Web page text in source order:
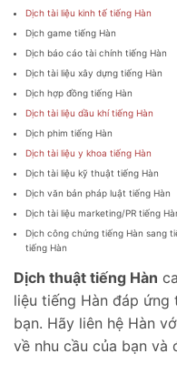
Dịch tài liệu kinh tế tiếng Hàn
Dịch game tiếng Hàn
Dịch báo cáo tài chính tiếng Hàn
Dịch tài liệu xây dựng tiếng Hàn
Dịch hợp đồng tiếng Hàn
Dịch tài liệu dầu khí tiếng Hàn
Dịch phim tiếng Hàn
Dịch tài liệu y khoa tiếng Hàn
Dịch tài liệu kỹ thuật tiếng Hàn
Dịch văn bản pháp luật tiếng Hàn
Dịch tài liệu marketing/PR tiếng
Dịch công chứng tiếng Hàn sang
tiếng Hàn
Dịch thuật tiếng Hàn
liệu tiếng Hàn đáp
bạn. Hãy liên hệ Hàn
về nhu cầu của bạn